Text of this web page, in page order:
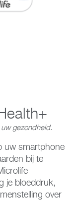
gezondheid.
uw smartphone
bij te
je bloeddruk,
over